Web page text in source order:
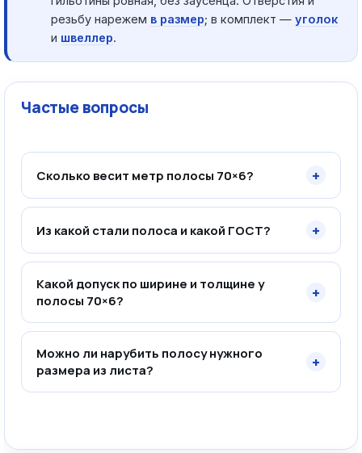
резьбу нарежем в размер; в комплект — уголок
и швеллер.
Частые вопросы
Сколько весит метр полосы 70×6? +
Из какой стали полоса и какой ГОСТ? +
Какой допуск по ширине и толщине у
полосы 70×6?
+
Можно ли нарубить полосу нужного
размера из листа?
+